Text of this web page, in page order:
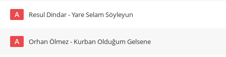
A Resul Dindar - Yare Selam Söyleyun
A Orhan Ölmez - Kurban Olduğum Gelsene